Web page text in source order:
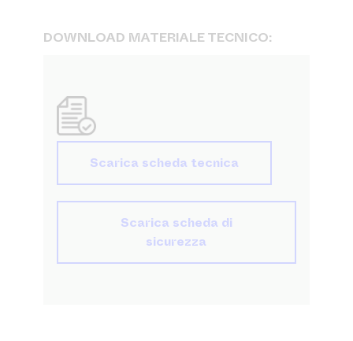
DOWNLOAD MATERIALE TECNICO:
Scarica scheda tecnica
Scarica scheda di
sicurezza